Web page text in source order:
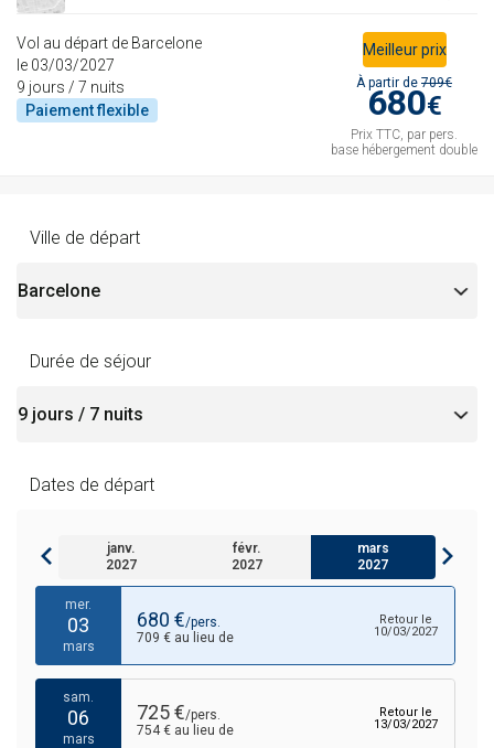
Meilleur prix
À partir de 709€
680€
Prix TTC, par pers.
base hébergement double
Vol au départ de Barcelone
le 03/03/2027
9 jours / 7 nuits
Paiementflexible
Ville de départ
Durée de séjour
Dates de départ
janv.
2027
févr.
2027
mars
2027
sam.
20
févr.
907 € au lieu de
Retour le
27/02/2027
lun.
22 784 €
01/03/2027
févr.
963 € au lieu de
mer.
27
793 € au lieu de
1127 € au lieu de
09/03/2027
mer.
03
mars
680 €/pers.
709 € au lieu de
Retour le
10/03/2027
sam.
06
mars
725 €/pers.
754 € au lieu de
Retour le
13/03/2027